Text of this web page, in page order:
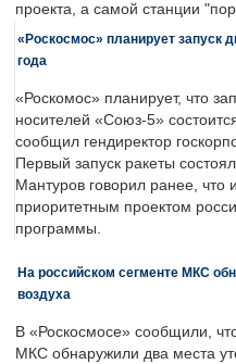
проекта, а самой станции
«Роскосмос» планирует запуск
года
«Роскомос» планирует, что
носителей «Союз-5»
сообщил гендиректор
Первый запуск ракеты
Мантуров говорил ранее, что
приоритетным проектом
программы.
На российском сегменте МКС
воздуха
В «Роскосмосе» сообщили,
МКС обнаружили два места